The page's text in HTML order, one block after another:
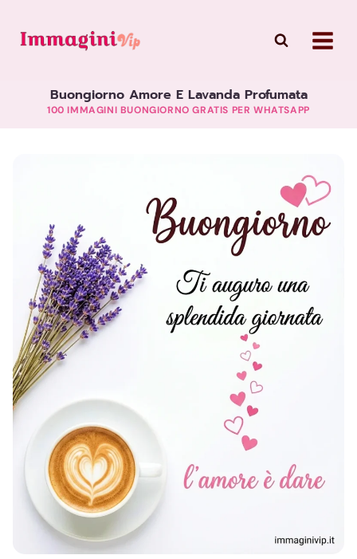
Buongiorno Amore E Lavanda Profumata
100 IMMAGINI BUONGIORNO GRATIS PER WHATSAPP